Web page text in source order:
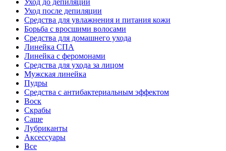
Уход до депиляции
Уход после депиляции
Средства для увлажнения и питания кожи
Борьба с вросшими волосами
Средства для домашнего ухода
Линейка СПА
Линейка с феромонами
Средства для ухода за лицом
Мужская линейка
Пудры
Средства с антибактериальным эффектом
Воск
Скрабы
Саше
Лубриканты
Аксессуары
Все